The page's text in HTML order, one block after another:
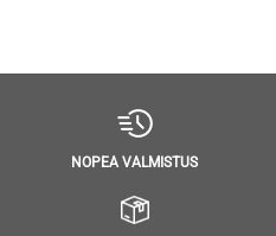
NOPEA VALMISTUS